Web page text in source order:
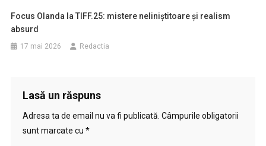
Focus Olanda la TIFF.25: mistere neliniștitoare și realism
absurd
17 mai 2026 Redactia
Lasă un răspuns
Adresa ta de email nu va fi publicată. Câmpurile obligatorii
sunt marcate cu *